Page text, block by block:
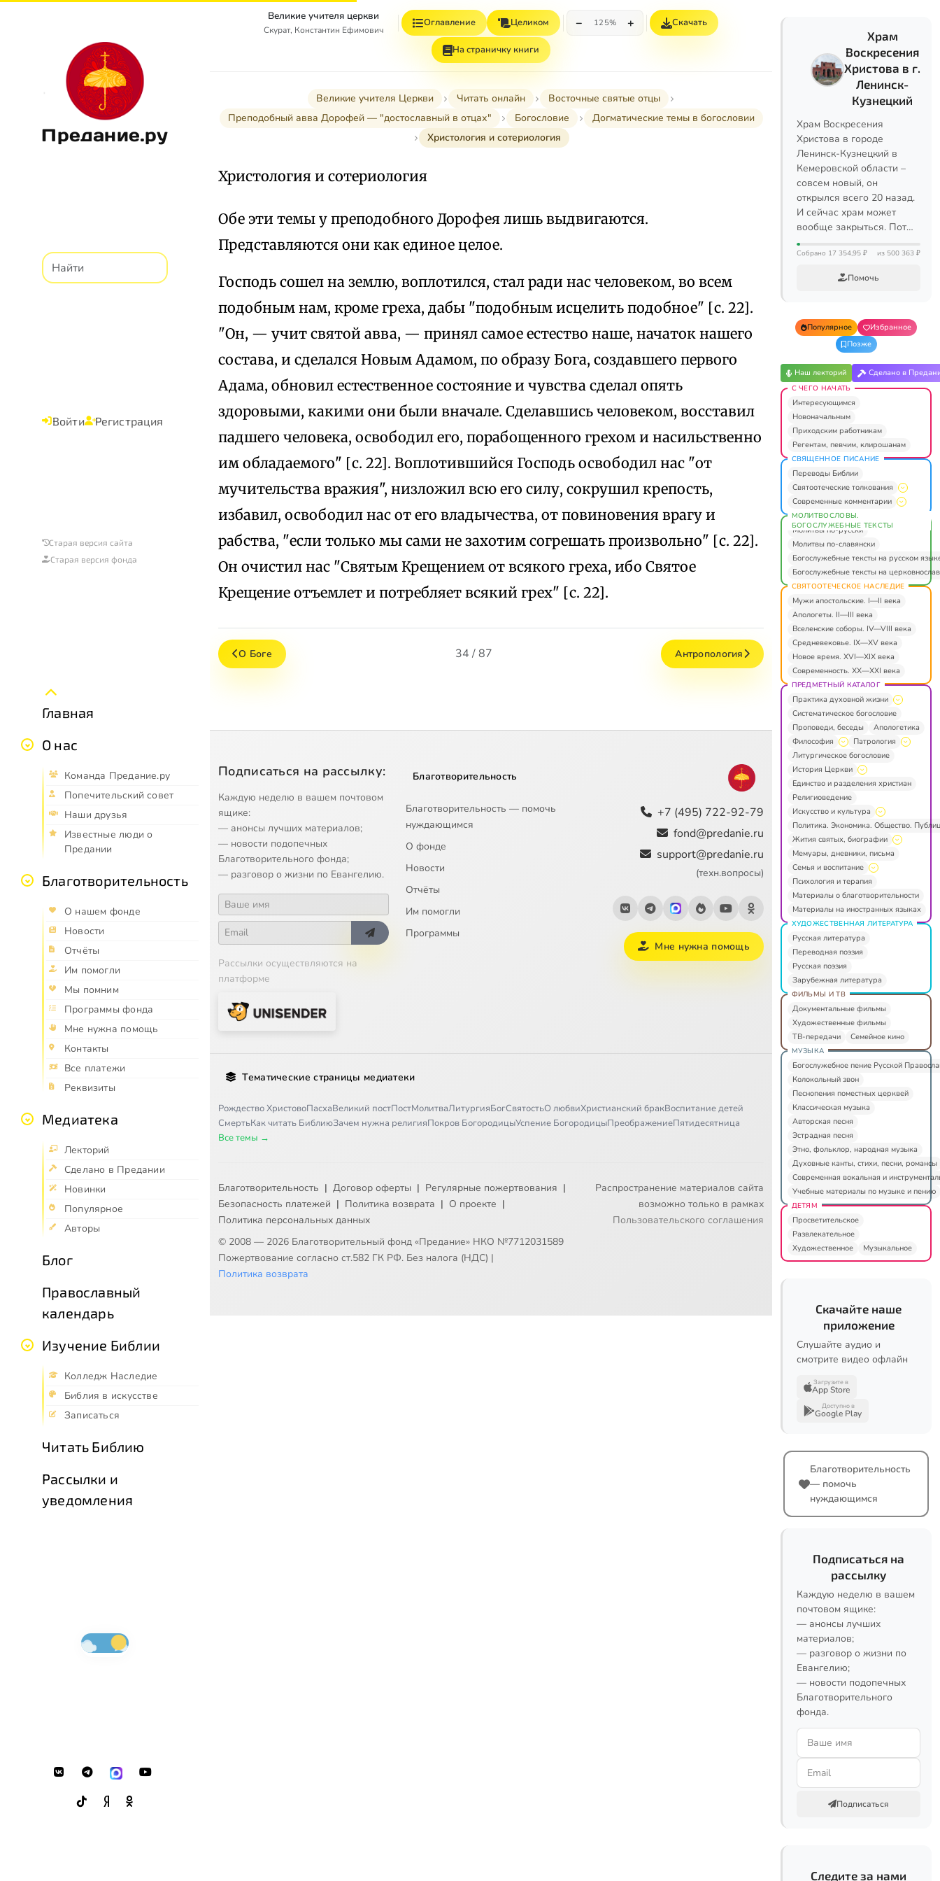
Предание.ру
Войти Регистрация
Старая версия сайта
Старая версия фонда
Главная
О нас
Команда Предание.ру
Попечительский совет
Наши друзья
Известные люди о
Предании
Благотворительность
О нашем фонде
Новости
Отчёты
Им помогли
Мы помним
Программы фонда
Мне нужна помощь
Контакты
Все платежи
Реквизиты
Медиатека
Лекторий
Сделано в Предании
Новинки
Популярное
Авторы
Блог
Православный
календарь
Изучение Библии
Колледж Наследие
Библия в искусстве
Записаться
Читать Библию
Рассылки и
уведомления
Великие учителя церкви
Скурат, Константин Ефимович
Оглавление Целиком − 125% + Скачать
На страничку книги
Великие учителя Церкви Читать онлайн
Восточные святые отцы
Преподобный авва Дорофей — "достославный в отцах"
Богословие
Догматические темы в богословии
Христология и сотериология
Христология и сотериология
Обе эти темы у преподобного Дорофея лишь выдвигаются.
Представляются они как единое целое.
Господь сошел на землю, воплотился, стал ради нас человеком, во всем
подобным нам, кроме греха, дабы "подобным исцелить подобное" [с. 22].
"Он, — учит святой авва, — принял самое естество наше, начаток нашего
состава, и сделался Новым Адамом, по образу Бога, создавшего первого
Адама, обновил естественное состояние и чувства сделал опять
здоровыми, какими они были вначале. Сделавшись человеком, восставил
падшего человека, освободил его, порабощенного грехом и насильственно
им обладаемого" [с. 22]. Воплотившийся Господь освободил нас "от
мучительства вражия", низложил всю его силу, сокрушил крепость,
избавил, освободил нас от его владычества, от повиновения врагу и
рабства, "если только мы сами не захотим согрешать произвольно" [с. 22].
Он очистил нас "Святым Крещением от всякого греха, ибо Святое
Крещение отъемлет и потребляет всякий грех" [с. 22].
О Боге 34 / 87 Антропология
Подписаться на рассылку:
Каждую неделю в вашем почтовом
ящике:
— анонсы лучших материалов;
— новости подопечных
Благотворительного фонда;
— разговор о жизни по Евангелию.
Рассылки осуществляются на
платформе
Благотворительность
Благотворительность — помочь
нуждающимся
О фонде
Новости
Отчёты
Им помогли
Программы
+7 (495) 722-92-79
fond@predanie.ru
support@predanie.ru
(техн.вопросы)
Мне нужна помощь
Тематические страницы медиатеки
Рождество ХристовоПасхаВеликий постПостМолитваЛитургияБогСвятостьО любвиХристианский бракВоспитание детей
СмертьКак читать БиблиюЗачем нужна религияПокров БогородицыУспение БогородицыПреображениеПятидесятница
Все темы →
Благотворительность | Договор оферты | Регулярные пожертвования |
Безопасность платежей | Политика возврата | О проекте |
Политика персональных данных
© 2008 — 2026 Благотворительный фонд «Предание» НКО №7712031589
Пожертвование согласно ст.582 ГК РФ. Без налога (НДС) |
Политика возврата
Распространение материалов сайта
возможно только в рамках
Пользовательского соглашения
Храм
Воскресения
Христова в г.
Ленинск-
Кузнецкий
Храм Воскресения
Христова в городе
Ленинск-Кузнецкий в
Кемеровской области –
совсем новый, он
открылся всего 20 назад.
И сейчас храм может
вообще закрыться. Пот…
Собрано 17 354,95 ₽ из 500 363 ₽
Помочь
Популярное
Избранное
Позже
Наш лекторий Сделано в
С ЧЕГО НАЧАТЬ
Интересующимся
Новоначальным
Приходским работникам
Регентам, певчим, клирошанам
СВЯЩЕННОЕ ПИСАНИЕ
Переводы Библии
Святоотеческие толкования
Современные комментарии
МОЛИТВОСЛОВЫ.
БОГОСЛУЖЕБНЫЕ ТЕКСТЫ
Молитвы по-русски
Молитвы по-славянски
Богослужебные тексты на русском
Богослужебные тексты на
СВЯТООТЕЧЕСКОЕ НАСЛЕДИЕ
Мужи апостольские. I—II века
Апологеты. II—III века
Вселенские соборы. IV—VIII века
Средневековье. IX—XV века
Новое время. XVI—XIX века
Современность. XX—XXI века
ПРЕДМЕТНЫЙ КАТАЛОГ
Практика духовной жизни
Систематическое богословие
Проповеди, беседы
Апологетика
Философия
Патрология
Литургическое богословие
История Церкви
Единство и разделения христиан
Религиоведение
Искусство и культура
Политика. Экономика. Общество.
Жития святых, биографии
Мемуары, дневники, письма
Семья и воспитание
Психология и терапия
Материалы о благотворительности
Материалы на иностранных языках
ХУДОЖЕСТВЕННАЯ ЛИТЕРАТУРА
Русская литература
Переводная поэзия
Русская поэзия
Зарубежная литература
ФИЛЬМЫ И ТВ
Документальные фильмы
Художественные фильмы
ТВ-передачи
Семейное кино
МУЗЫКА
Богослужебное пение Русской
Колокольный звон
Песнопения поместных церквей
Классическая музыка
Авторская песня
Эстрадная песня
Этно, фольклор, народная музыка
Духовные канты, стихи, песни, романсы
Современная вокальная и
Учебные материалы по музыке и пению
ДЕТЯМ
Просветительское
Развлекательное
Художественное
Музыкальное
Скачайте наше
приложение
Слушайте аудио и
смотрите видео офлайн
Загрузите в
App Store
Доступно в
Google Play
Благотворительность
— помочь
нуждающимся
Подписаться на
рассылку
Каждую неделю в вашем
почтовом ящике:
— анонсы лучших
материалов;
— разговор о жизни по
Евангелию;
— новости подопечных
Благотворительного
фонда.
Подписаться
Следите за нами